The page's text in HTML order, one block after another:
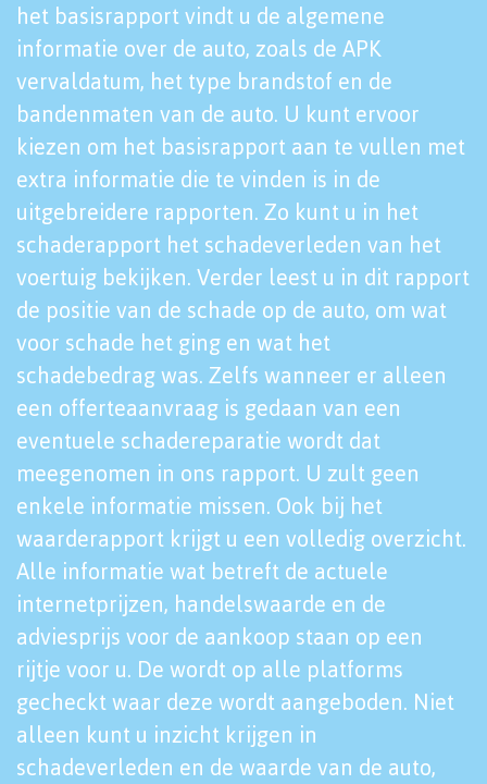
het basisrapport vindt u de algemene
informatie over de auto, zoals de APK
vervaldatum, het type brandstof en de
bandenmaten van de auto. U kunt ervoor
kiezen om het basisrapport aan te vullen met
extra informatie die te vinden is in de
uitgebreidere rapporten. Zo kunt u in het
schaderapport het schadeverleden van het
voertuig bekijken. Verder leest u in dit rapport
de positie van de schade op de auto, om wat
voor schade het ging en wat het
schadebedrag was. Zelfs wanneer er alleen
een offerteaanvraag is gedaan van een
eventuele schadereparatie wordt dat
meegenomen in ons rapport. U zult geen
enkele informatie missen. Ook bij het
waarderapport krijgt u een volledig overzicht.
Alle informatie wat betreft de actuele
internetprijzen, handelswaarde en de
adviesprijs voor de aankoop staan op een
rijtje voor u. De wordt op alle platforms
gecheckt waar deze wordt aangeboden. Niet
alleen kunt u inzicht krijgen in
schadeverleden en de waarde van de auto,